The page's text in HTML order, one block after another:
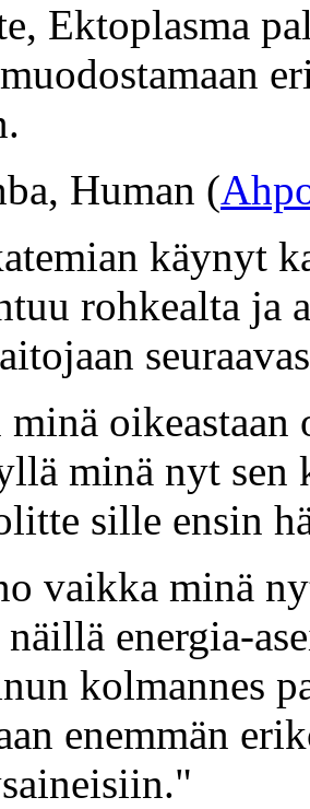
Ektoplasma
Human (
käynyt
rohkealta ja
minä oikeastaan
minä nyt sen
sille ensin
vaikka minä
näillä energia-
kolmannes
enemmän